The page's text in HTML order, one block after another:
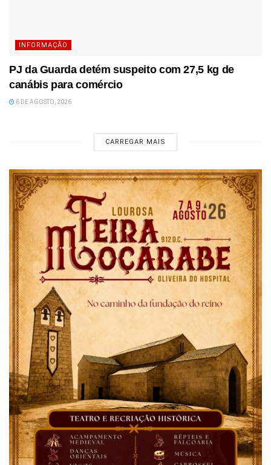
INFORMAÇÃO
PJ da Guarda detém suspeito com 27,5 kg de
canábis para comércio
6 DE AGOSTO, 2026
CARREGAR MAIS